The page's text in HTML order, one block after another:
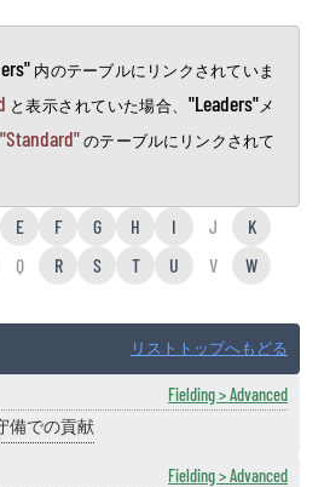
内のテーブルにリンクされていま
と表示されていた場合、 "Leaders"メ
"Standard"のテーブルにリンクされて
E F G H I J
K
Q R S T U V
W
リストトップへもどる
Fielding > Advanced
備での貢献
Fielding > Advanced